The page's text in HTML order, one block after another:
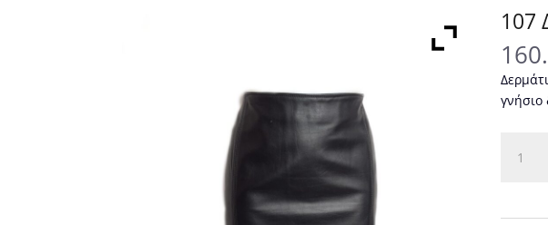
107
γνήσιο